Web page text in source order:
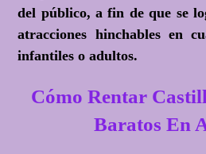
del público, a fin de que se
atracciones hinchables en
infantiles o adultos.
Cómo Rentar
Baratos En